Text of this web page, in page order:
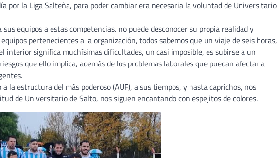
por la Liga Salteña, para poder cambiar era necesaria la voluntad de Universitario
equipos a estas competencias, no puede desconocer su propia realidad y
pertenecientes a la organización, todos sabemos que un viaje de seis horas,
interior significa muchísimas dificultades, un casi imposible, es subirse a un
que ello implica, además de los problemas laborales que puedan afectar a
la estructura del más poderoso (AUF), a sus tiempos, y hasta caprichos, nos
de Universitario de Salto, nos siguen encantando con espejitos de colores.